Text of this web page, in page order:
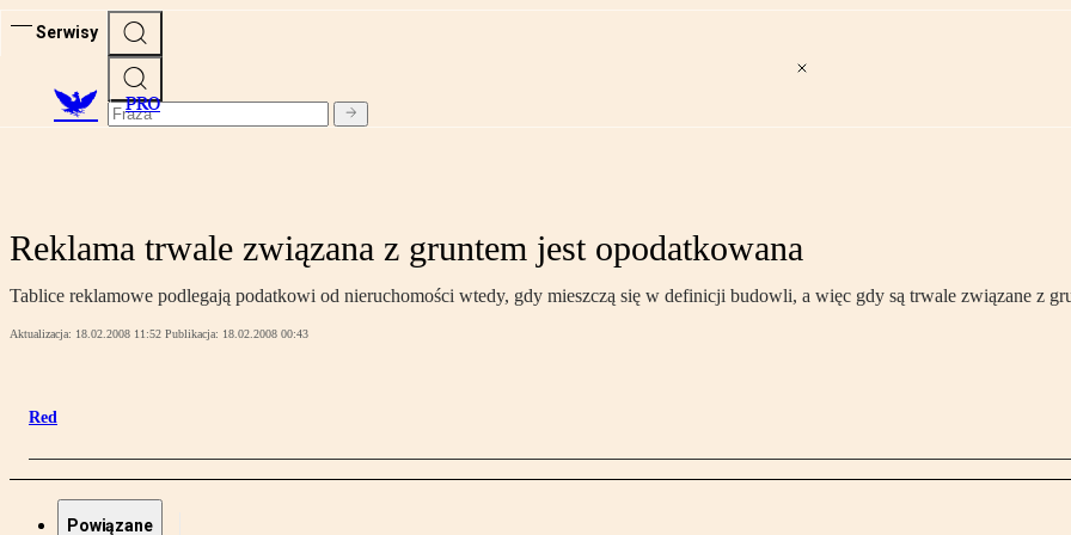
Serwisy
PRO
Reklama trwale związana z gruntem jest opodatkowana
Tablice reklamowe podlegają podatkowi od nieruchomości wtedy, gdy mieszczą się w definicji budowli, a więc gdy są trwale związane z
Aktualizacja: 18.02.2008 11:52 Publikacja: 18.02.2008 00:43
Red
Powiązane